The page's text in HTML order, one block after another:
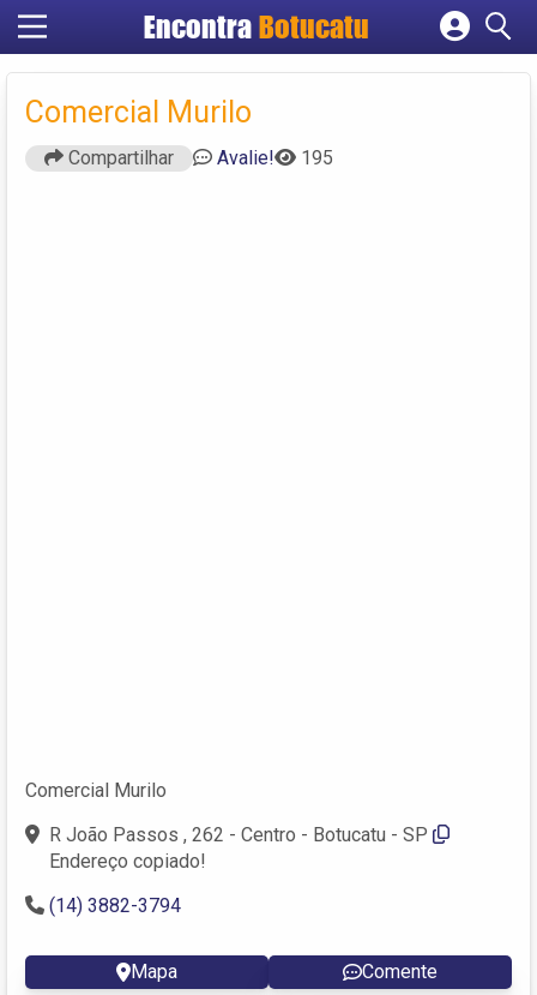
EncontraBotucatu
Cadastrar empresa
Criar conta
Comercial Murilo
Compartilhar Avalie! 195
Comercial Murilo
R João Passos , 262 - Centro - Botucatu - SP
Endereço copiado!
(14) 3882-3794
Mapa Comente